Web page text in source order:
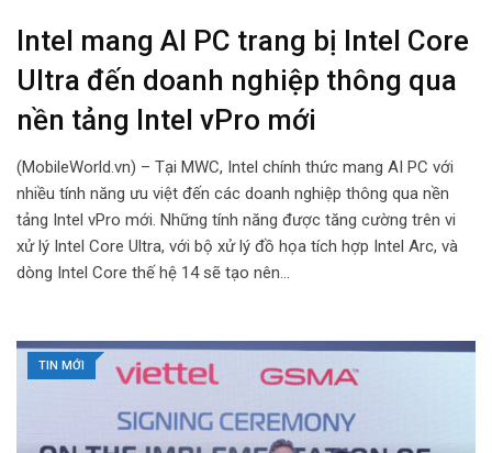
Intel mang AI PC trang bị Intel Core
Ultra đến doanh nghiệp thông qua
nền tảng Intel vPro mới
(MobileWorld.vn) – Tại MWC, Intel chính thức mang AI PC với
nhiều tính năng ưu việt đến các doanh nghiệp thông qua nền
tảng Intel vPro mới. Những tính năng được tăng cường trên vi
xử lý Intel Core Ultra, với bộ xử lý đồ họa tích hợp Intel Arc, và
dòng Intel Core thế hệ 14 sẽ tạo nên…
TIN MỚI